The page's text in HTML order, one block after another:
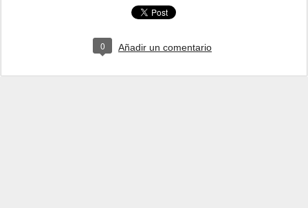
0 Añadir un comentario